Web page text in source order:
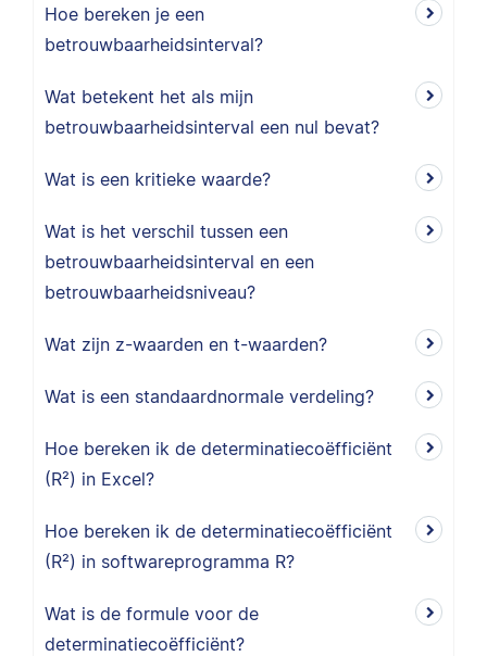
Hoe bereken je een
betrouwbaarheidsinterval?
Wat betekent het als mijn
betrouwbaarheidsinterval een nul bevat?
Wat is een kritieke waarde?
Wat is het verschil tussen een
betrouwbaarheidsinterval en een
betrouwbaarheidsniveau?
Wat zijn z-waarden en t-waarden?
Wat is een standaardnormale verdeling?
Hoe bereken ik de determinatiecoëfficiënt
(R²) in Excel?
Hoe bereken ik de determinatiecoëfficiënt
(R²) in softwareprogramma R?
Wat is de formule voor de
determinatiecoëfficiënt?